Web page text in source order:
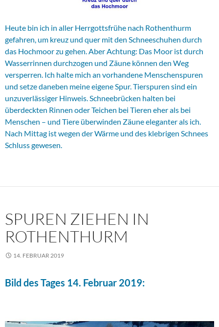
Heute bin ich in aller Herrgottsfrühe nach Rothenthurm
gefahren, um kreuz und quer mit den Schneeschuhen durch
das Hochmoor zu gehen. Aber Achtung: Das Moor ist durch
Wasserrinnen durchzogen und Zäune können den Weg
versperren. Ich halte mich an vorhandene Menschenspuren
und setze daneben meine eigene Spur. Tierspuren sind ein
unzuverlässiger Hinweis. Schneebrücken halten bei
überdeckten Rinnen oder Teichen bei Tieren eher als bei
Menschen – und Tiere überwinden Zäune eleganter als ich.
Nach Mittag ist wegen der Wärme und des klebrigen Schnees
Schluss gewesen.
SPUREN ZIEHEN IN
ROTHENTHURM
14. FEBRUAR 2019
Bild des Tages 14. Februar 2019: